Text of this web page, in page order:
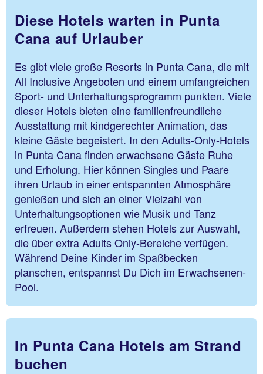
Diese Hotels warten in Punta
Cana auf Urlauber
Es gibt viele große Resorts in Punta Cana, die mit
All Inclusive Angeboten und einem umfangreichen
Sport- und Unterhaltungsprogramm punkten. Viele
dieser Hotels bieten eine familienfreundliche
Ausstattung mit kindgerechter Animation, das
kleine Gäste begeistert. In den Adults-Only-Hotels
in Punta Cana finden erwachsene Gäste Ruhe
und Erholung. Hier können Singles und Paare
ihren Urlaub in einer entspannten Atmosphäre
genießen und sich an einer Vielzahl von
Unterhaltungsoptionen wie Musik und Tanz
erfreuen. Außerdem stehen Hotels zur Auswahl,
die über extra Adults Only-Bereiche verfügen.
Während Deine Kinder im Spaßbecken
planschen, entspannst Du Dich im Erwachsenen-
Pool.
In Punta Cana Hotels am Strand
buchen